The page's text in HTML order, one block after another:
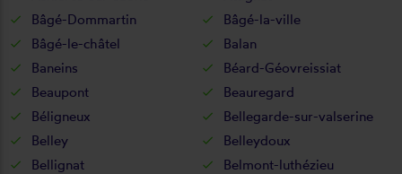
Bâgé-Dommartin
Bâgé-la-ville
Bâgé-le-châtel
Balan
Baneins
Béard-Géovreissiat
Beaupont
Beauregard
Béligneux
Bellegarde-sur-valserine
Belley
Belleydoux
Bellignat
Belmont-luthézieu